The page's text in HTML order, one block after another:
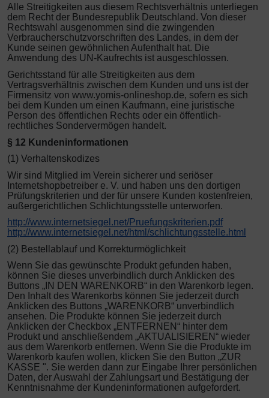
Alle Streitigkeiten aus diesem Rechtsverhältnis unterliegen
dem Recht der Bundesrepublik Deutschland. Von dieser
Rechtswahl ausgenommen sind die zwingenden
Verbraucherschutzvorschriften des Landes, in dem der
Kunde seinen gewöhnlichen Aufenthalt hat. Die
Anwendung des UN-Kaufrechts ist ausgeschlossen.
Gerichtsstand für alle Streitigkeiten aus dem
Vertragsverhältnis zwischen dem Kunden und uns ist der
Firmensitz von www.yomis-onlineshop.de, sofern es sich
bei dem Kunden um einen Kaufmann, eine juristische
Person des öffentlichen Rechts oder ein öffentlich-
rechtliches Sondervermögen handelt.
§ 12 Kundeninformationen
(1) Verhaltenskodizes
Wir sind Mitglied im Verein sicherer und seriöser
Internetshopbetreiber e. V. und haben uns den dortigen
Prüfungskriterien und der für unsere Kunden kostenfreien,
außergerichtlichen Schlichtungsstelle unterworfen.
http://www.internetsiegel.net/Pruefungskriterien.pdf
http://www.internetsiegel.net/html/schlichtungsstelle.html
(2) Bestellablauf und Korrekturmöglichkeit
Wenn Sie das gewünschte Produkt gefunden haben,
können Sie dieses unverbindlich durch Anklicken des
Buttons „IN DEN WARENKORB“ in den Warenkorb legen.
Den Inhalt des Warenkorbs können Sie jederzeit durch
Anklicken des Buttons „WARENKORB“ unverbindlich
ansehen. Die Produkte können Sie jederzeit durch
Anklicken der Checkbox „ENTFERNEN“ hinter dem
Produkt und anschließendem „AKTUALISIEREN“ wieder
aus dem Warenkorb entfernen. Wenn Sie die Produkte im
Warenkorb kaufen wollen, klicken Sie den Button „ZUR
KASSE ". Sie werden dann zur Eingabe Ihrer persönlichen
Daten, der Auswahl der Zahlungsart und Bestätigung der
Kenntnisnahme der Kundeninformationen aufgefordert.